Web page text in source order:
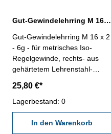
Gut-Gewindelehrring M 16 x 2 - 6g DIN 13
Gut-Gewindelehrring M 16 x 2
- 6g - für metrisches Iso-
Regelgewinde, rechts- aus
gehärtetem Lehrenstahl-
Nennmaß: M 16 x 2
25,80 €*
Lagerbestand: 0
In den Warenkorb